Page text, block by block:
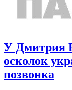
У Дмитрия
осколок
позвонка